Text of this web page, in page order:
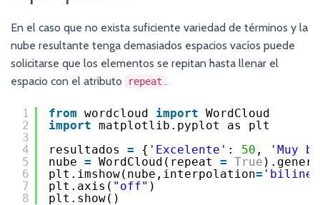
En el caso que no exista suficiente variedad de términos y la
nube resultante tenga demasiados espacios vacíos puede
solicitarse que los elementos se repitan hasta llenar el
espacio con el atributo
repeat .
1
2
3
4
5
6
7
8
from wordcloud import WordCloud
import matplotlib.pyplot as plt
resultados = { 'Excelente' : 50 ,
'Muy
nube = WordCloud(repeat = True
plt.imshow(nube,interpolation=
plt.axis( "off" )
plt.show()